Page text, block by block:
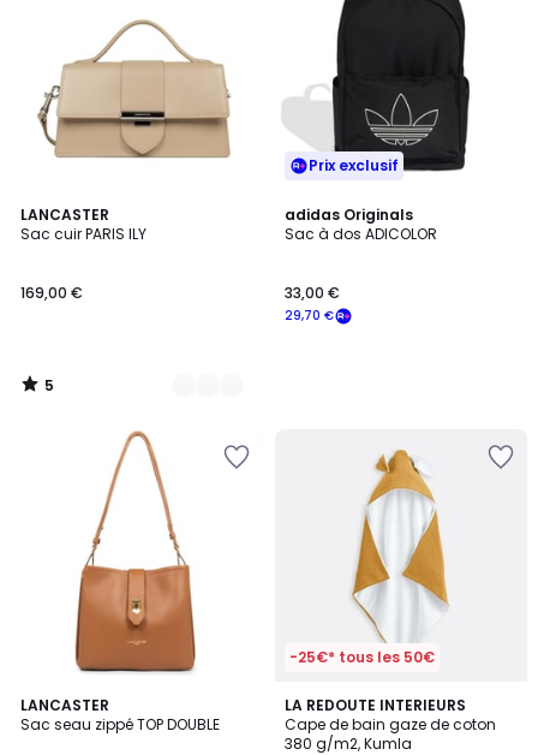
LANCASTER
Sac cuir PARIS ILY
169,00 €
5
/
27
Couleurs
5
/
Prix exclusif
adidas Originals
Sac à dos ADICOLOR
29,70 €
33,00 €
LANCASTER
Sac seau zippé TOP DOUBLE
3
Couleurs
-25€* tous les 50€
LA REDOUTE INTERIEURS
Cape de bain gaze de coton
380 g/m2, Kumla
4,7
/ 5